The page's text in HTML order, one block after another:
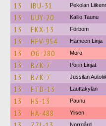
13 IBU-31 Pekolan
13 UUY-20 Kallio Taunu
13 EKX-13 Förbom
13 HEV-954 Hämeen Linja
13 OG-280 Mörö
13 BZK-7 Porin Linjat
13 BZK-7 Jussilan
13 ETD-13 Lauttakylän
13 HS-13 Paunu
13 HA-488 Ylisen
Norrgård